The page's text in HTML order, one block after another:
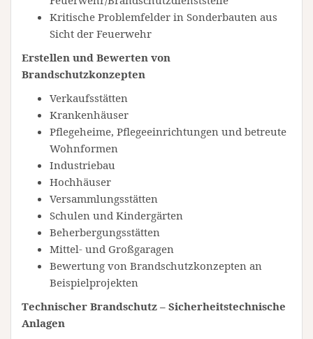
Kritische Problemfelder in Sonderbauten aus
Sicht der Feuerwehr
Erstellen und Bewerten von
Brandschutzkonzepten
Verkaufsstätten
Krankenhäuser
Pflegeheime, Pflegeeinrichtungen und betreute
Wohnformen
Industriebau
Hochhäuser
Versammlungsstätten
Schulen und Kindergärten
Beherbergungsstätten
Mittel- und Großgaragen
Bewertung von Brandschutzkonzepten an
Beispielprojekten
Technischer Brandschutz – Sicherheitstechnische
Anlagen